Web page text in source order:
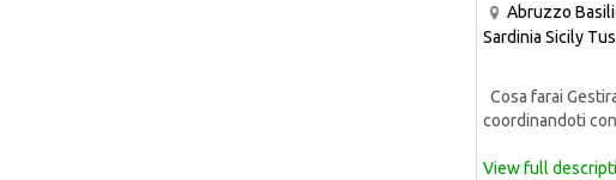
Abruzzo
Sardinia Sicily
Cosa farai
coordinandoti
View full